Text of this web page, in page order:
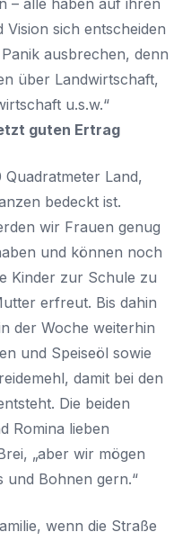
– alle haben auf ihren
sich entscheiden
ausbrechen, denn
über Landwirtschaft,
u.s.w.“
guten Ertrag
Quadratmeter Land,
bedeckt ist.
wir Frauen genug
und können noch
Kinder zur Schule zu
erfreut. Bis dahin
der Woche weiterhin
und Speiseöl sowie
damit bei den
Die beiden
Romina lieben
„aber wir mögen
und Bohnen gern.“
wenn die Straße